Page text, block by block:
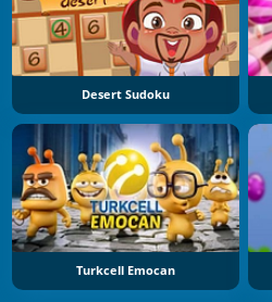
Desert Sudoku
Turkcell Emocan